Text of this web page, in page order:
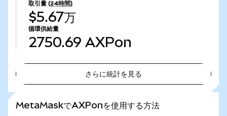
取引量 (24時間)
$5.67万
循環供給量
2750.69 AXPon
さらに統計を見る
MetaMaskでAXPonを使用する方法